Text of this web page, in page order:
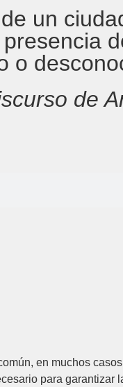
un
o
de
en muchos
para garantizar